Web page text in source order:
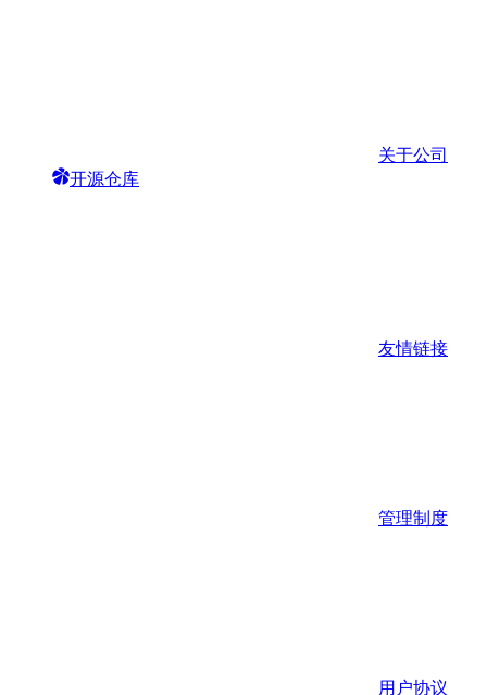
关于公司
开源仓库
友情链接
管理制度
用户协议